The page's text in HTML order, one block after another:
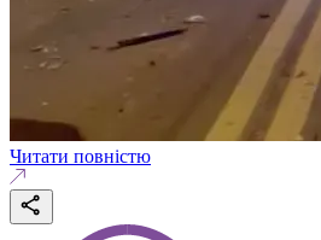
Читати повністю